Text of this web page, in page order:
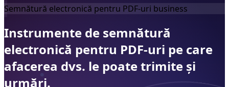
Semnătură electronică pentru PDF-uri business
Instrumente de semnătură
electronică pentru PDF-uri pe care
afacerea dvs. le poatetrimite și
urmări.